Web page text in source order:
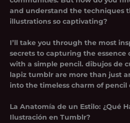
and understand the techniques
illustrations so captivating?
I’ll take you through the most
secrets to capturing the essence
with a simple pencil. dibujos de
lapiz tumblr are more than just
into the timeless charm of pencil
La Anatomía de un Estilo: ¿Qué
Ilustración en Tumblr?